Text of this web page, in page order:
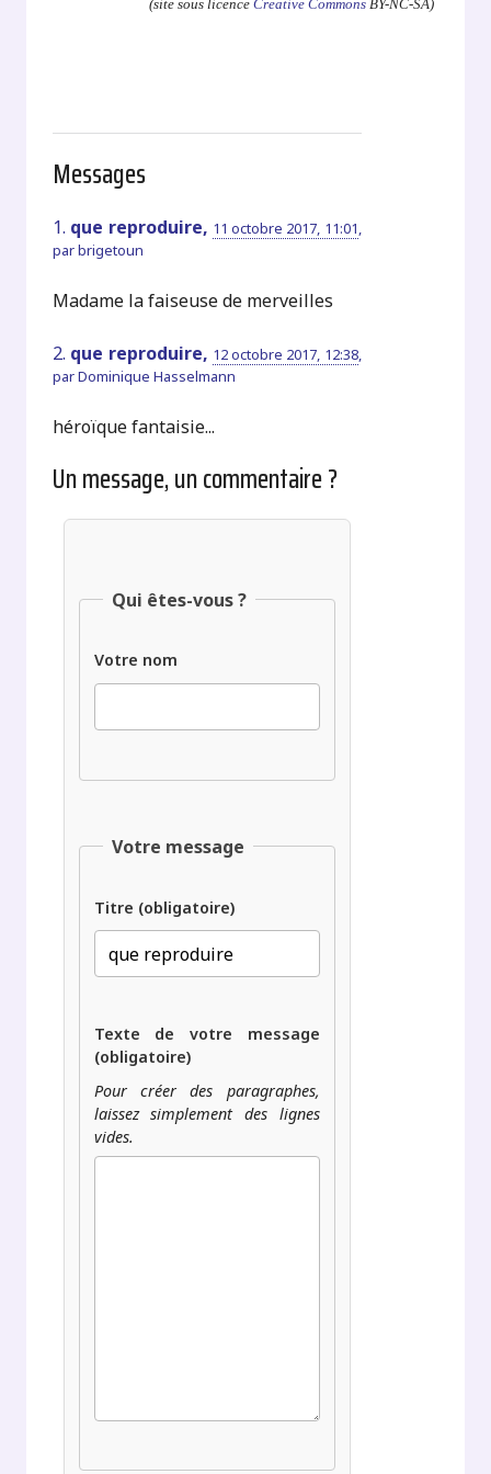
(site sous licence Creative CommonsBY-NC-SA)
Messages
1. que reproduire, 11 octobre 2017, 11:01,
parbrigetoun
Madame la faiseuse de merveilles
2. que reproduire, 12 octobre 2017, 12:38,
parDominique Hasselmann
héroïque fantaisie...
Un message, un commentaire ?
Qui êtes-vous ?
Votre nom
Votre message
Titre (obligatoire)
Texte de votre message
(obligatoire)
Pour créer des paragraphes,
laissez simplement des lignes
vides.